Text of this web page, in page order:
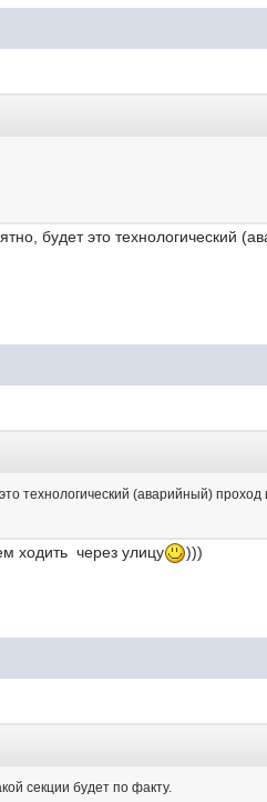
будет это технологический
технологический (аварийный) проход
ходить через улицу )))
секции будет по факту.